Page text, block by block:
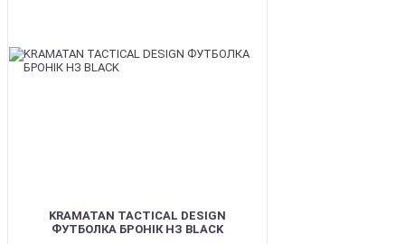
KRAMATAN TACTICAL DESIGN
ФУТБОЛКА БРОНІК НЗ BLACK